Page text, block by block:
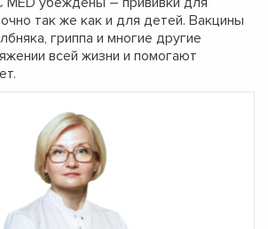
так же как и для детей. Вакцины
гриппа и многие другие
всей жизни и помогают